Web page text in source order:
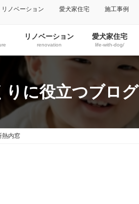
リノベーション 愛犬家住宅 施工事例
リノベーション
renovation
愛犬家住宅
life-with-dog/
りに役立つブログ
熱内窓